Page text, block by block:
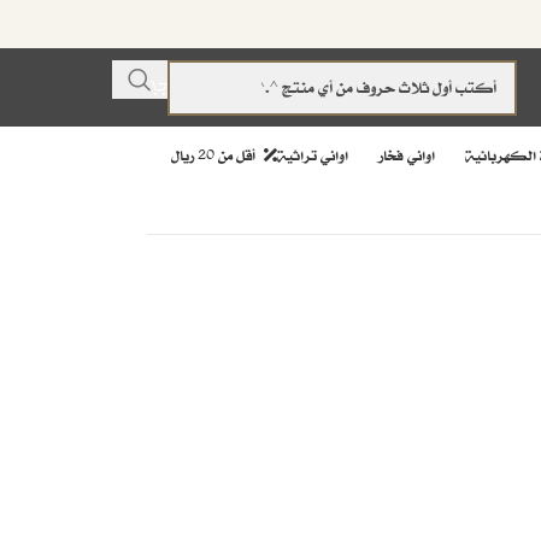
الكهربائية اواني فخار اواني تراثية أقل من 20 ريال